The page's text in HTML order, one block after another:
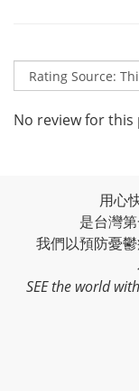
No review for
用心
是台灣
我們以預防憂
SEE the world